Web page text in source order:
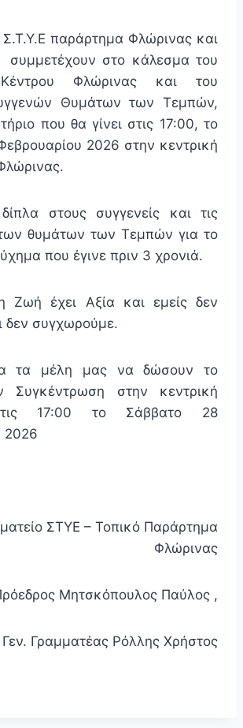
παράρτημα Φλώρινας και
στο κάλεσμα του
Κέντρου Φλώρινας και του
Θυμάτων των Τεμπών,
που θα γίνει στις 17:00, το
2026 στην κεντρική
στους συγγενείς και τις
των θυμάτων των Τεμπών για το
που έγινε πριν 3 χρονιά.
Ζωή έχει Αξία και εμείς δεν
δεν συγχωρούμε.
τα μέλη μας να δώσουν το
Συγκέντρωση στην κεντρική
17:00 το Σάββατο 28
2026
ΣΤΥΕ – Τοπικό Παράρτημα
Φλώρινας
Μητσκόπουλος Παύλος ,
Γραμματέας Ρόλλης Χρήστος